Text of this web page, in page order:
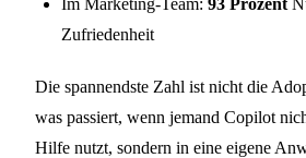
Im Marketing-Team: 93 Prozent
Zufriedenheit
Die spannendste Zahl ist nicht die
was passiert, wenn jemand Copilot
Hilfe nutzt, sondern in eine eigene